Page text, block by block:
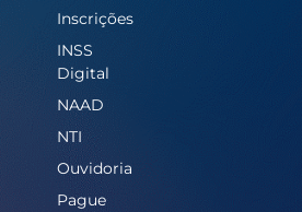
Inscrições
INSS
Digital
NAAD
NTI
Ouvidoria
Pague